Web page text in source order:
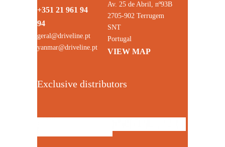
+351 21 961 94
94
geral@driveline.pt
yanmar@driveline.pt
Av. 25 de Abril, nº93B
2705-902 Terrugem
SNT
Portugal
VIEW MAP
Exclusive distributors